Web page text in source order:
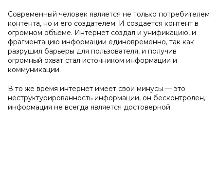
Современный человек является не только потребителем
контента, но и его создателем. И создается контент в
огромном объеме. Интернет создал и унификацию, и
фрагментацию информации единовременно, так как
разрушил барьеры для пользователя, и получив
огромный охват стал источником информации и
коммуникации.
В то же время интернет имеет свои минусы — это
неструктурированность информации, он бесконтролен,
информация не всегда является достоверной.